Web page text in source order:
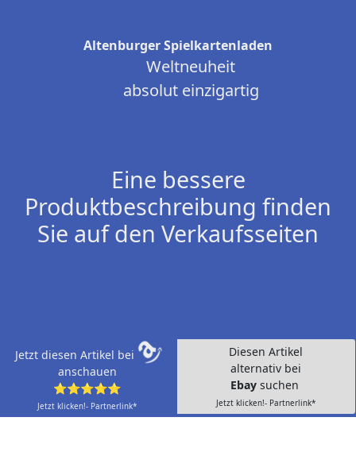
Altenburger Spielkartenladen
Weltneuheit
absolut einzigartig
Eine bessere
Produktbeschreibung finden
Sie auf den Verkaufsseiten
Jetzt diesen Artikel bei
anschauen
⭐⭐⭐⭐⭐
Jetzt klicken!- Partnerlink*
Diesen Artikel
alternativ bei
Ebay suchen
Jetzt klicken!- Partnerlink*